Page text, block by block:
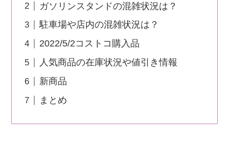
ガソリンスタンドの混雑状況は？
駐車場や店内の混雑状況は？
2022/5/2コストコ購入品
人気商品の在庫状況や値引き情報
新商品
まとめ